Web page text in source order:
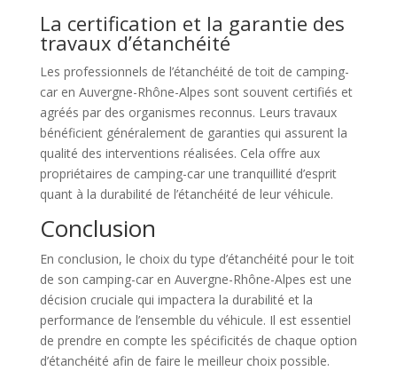
La certification et la garantie des
travaux d’étanchéité
Les professionnels de l’étanchéité de toit de camping-
car en Auvergne-Rhône-Alpes sont souvent certifiés et
agréés par des organismes reconnus. Leurs travaux
bénéficient généralement de garanties qui assurent la
qualité des interventions réalisées. Cela offre aux
propriétaires de camping-car une tranquillité d’esprit
quant à la durabilité de l’étanchéité de leur véhicule.
Conclusion
En conclusion, le choix du type d’étanchéité pour le toit
de son camping-car en Auvergne-Rhône-Alpes est une
décision cruciale qui impactera la durabilité et la
performance de l’ensemble du véhicule. Il est essentiel
de prendre en compte les spécificités de chaque option
d’étanchéité afin de faire le meilleur choix possible.